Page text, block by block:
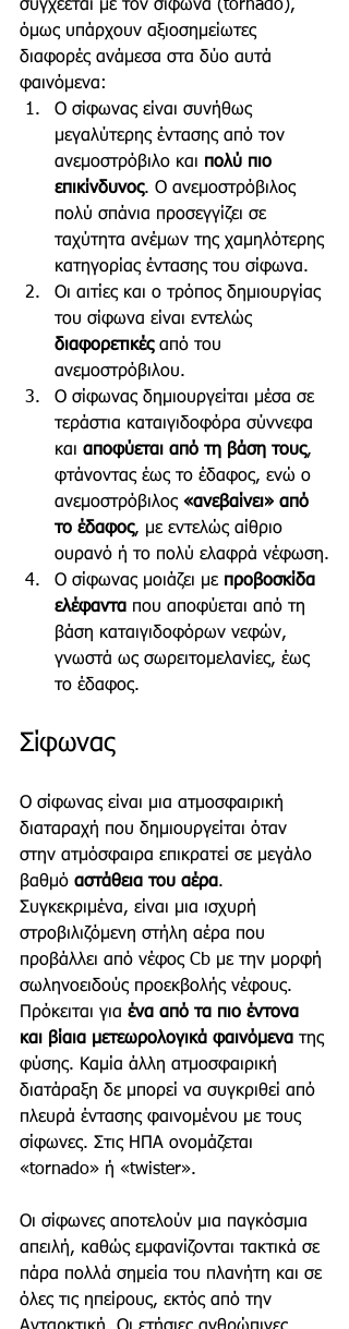
συγχέεται με τον σίφωνα (tornado),
όμως υπάρχουν αξιοσημείωτες
διαφορές ανάμεσα στα δύο αυτά
φαινόμενα:
Ο σίφωνας είναι συνήθως
μεγαλύτερης έντασης από τον
ανεμοστρόβιλο και πολύ πιο
επικίνδυνος. Ο ανεμοστρόβιλος
πολύ σπάνια προσεγγίζει σε
ταχύτητα ανέμων της χαμηλότερης
κατηγορίας έντασης του σίφωνα.
Οι αιτίες και ο τρόπος δημιουργίας
του σίφωνα είναι εντελώς
διαφορετικές από του
ανεμοστρόβιλου.
Ο σίφωνας δημιουργείται μέσα σε
τεράστια καταιγιδοφόρα σύννεφα
και αποφύεται από τη βάση τους,
φτάνοντας έως το έδαφος, ενώ ο
ανεμοστρόβιλος «ανεβαίνει» από
το έδαφος, με εντελώς αίθριο
ουρανό ή το πολύ ελαφρά νέφωση.
Ο σίφωνας μοιάζει με προβοσκίδα
ελέφαντα που αποφύεται από τη
βάση καταιγιδοφόρων νεφών,
γνωστά ως σωρειτομελανίες, έως
το έδαφος.
Σίφωνας
Ο σίφωνας είναι μια ατμοσφαιρική
διαταραχή που δημιουργείται όταν
στην ατμόσφαιρα επικρατεί σε μεγάλο
βαθμό αστάθεια του αέρα.
Συγκεκριμένα, είναι μια ισχυρή
στροβιλιζόμενη στήλη αέρα που
προβάλλει από νέφος Cb με την μορφή
σωληνοειδούς προεκβολής νέφους.
Πρόκειται για ένα από τα πιο έντονα
και βίαια μετεωρολογικά φαινόμενα της
φύσης. Καμία άλλη ατμοσφαιρική
διατάραξη δε μπορεί να συγκριθεί από
πλευρά έντασης φαινομένου με τους
σίφωνες. Στις ΗΠΑ ονομάζεται
«tornado» ή «twister».
Οι σίφωνες αποτελούν μια παγκόσμια
απειλή, καθώς εμφανίζονται τακτικά σε
πάρα πολλά σημεία του πλανήτη και σε
όλες τις ηπείρους, εκτός από την